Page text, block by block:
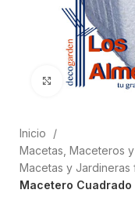
Clic para
Inicio
Macetas, Maceteros
Macetas y
Macetero Cuadrado